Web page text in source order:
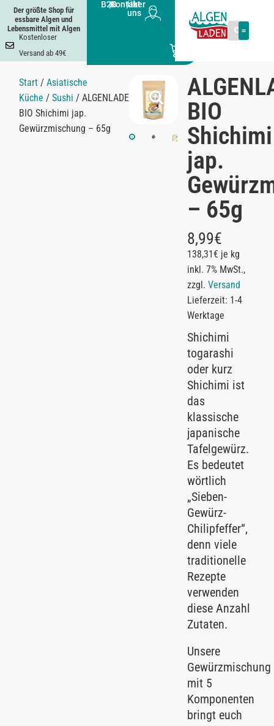
Der größte Shop für
essbare Algen und
Lebensmittel mit Algen
Kostenloser
Versand ab 49€
B2B
|Kontakt
|Über
uns
Start /Asiatische
Küche /Sushi / ALGENLADEN
BIO Shichimi jap.
Gewürzmischung – 65g
BIO
Shichimi
jap.
– 65g
8,99€
138,31€ je kg
inkl. 7% MwSt.,
zzgl.Versand
Lieferzeit: 1-4
Werktage
Shichimi
togarashi
oder kurz
Shichimi ist
das
klassische
japanische
Tafelgewürz.
Es bedeutet
wörtlich
„Sieben-
Gewürz-
Chilipfeffer“,
denn viele
traditionelle
Rezepte
verwenden
diese Anzahl
Zutaten.
Unsere
Gewürzmischung
mit 5
Komponenten
bringt euch